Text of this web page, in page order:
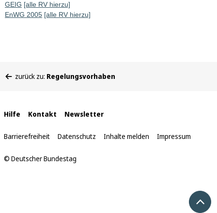
GEIG [alle RV hierzu]
EnWG 2005 [alle RV hierzu]
befinden
zurück zu: Regelungsvorhaben
Interne
Links
Hilfe Kontakt Newsletter
Barrierefreiheit Datenschutz Inhalte melden Impressum
© Deutscher Bundestag